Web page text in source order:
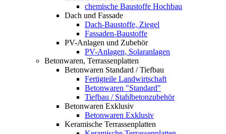
chemische Baustoffe Hochbau
Dach und Fassade
Dach-Baustoffe, Ziegel
Fassaden-Baustoffe
PV-Anlagen und Zubehör
PV-Anlagen, Solaranlagen
Betonwaren, Terrassenplatten
Betonwaren Standard / Tiefbau
Fertigteile Landwirtschaft
Betonwaren "Standard"
Tiefbau / Stahlbetonzubehör
Betonwaren Exklusiv
Betonwaren Exklusiv
Keramische Terrassenplatten